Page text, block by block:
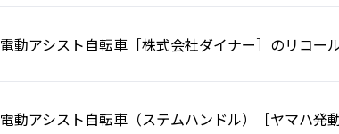
電動アシスト自転車［株式会社ダイナー］のリコー
電動アシスト自転車（ステムハンドル）［ヤマハ発